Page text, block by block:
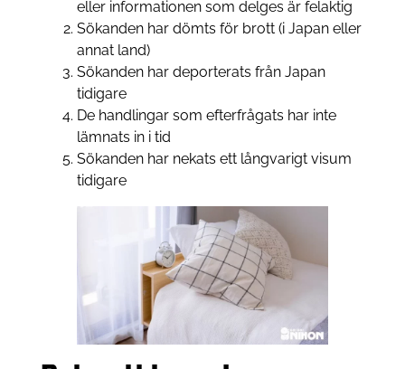
eller informationen som delges är felaktig
Sökanden har dömts för brott (i Japan eller
annat land)
Sökanden har deporterats från Japan
tidigare
De handlingar som efterfrågats har inte
lämnats in i tid
Sökanden har nekats ett långvarigt visum
tidigare